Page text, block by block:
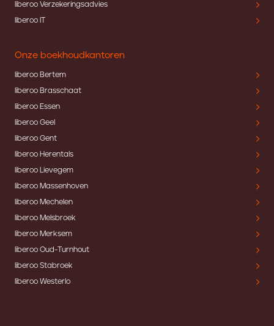
liberoo Verzekeringsadvies
liberoo IT
Onze boekhoudkantoren
liberoo Bertem
liberoo Brasschaat
liberoo Essen
liberoo Geel
liberoo Gent
liberoo Herentals
liberoo Lievegem
liberoo Massenhoven
liberoo Mechelen
liberoo Melsbroek
liberoo Merksem
liberoo Oud-Turnhout
liberoo Stabroek
liberoo Westerlo